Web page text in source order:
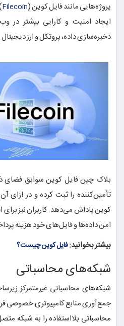
پروژه‌هایی مانند فایل کوین (Filecoin
ایجاد امنیت و کارایی بیشتر در
ذخیره‌سازی داده، پروتکل و ارز
بلاک چین فایل کوین سوابق فضای
تأمین‌کننده را ثبت کرده و در ازای
کوین پاداش می‌دهد. کاربران نیز
امن داده‌ها و فایل‌های خود هزینه
بیشتر بخوانید:فایل کوین چیست؟
شبکه‌های محاسباتی
شبکه‌های محاسباتی غیرمتمرکز
جمع‌آوری منابع کامپیوتری خصوصی
محاسباتی بلااستفاده را به شبکه